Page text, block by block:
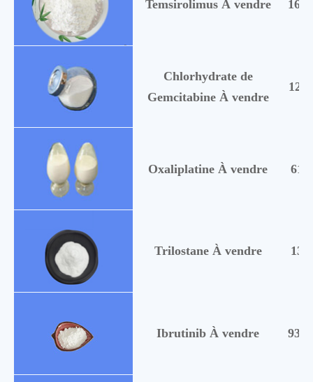
Temsirolimus À vendre
Chlorhydrate de
Gemcitabine À vendre
Oxaliplatine À vendre
Trilostane À vendre
Ibrutinib À vendre